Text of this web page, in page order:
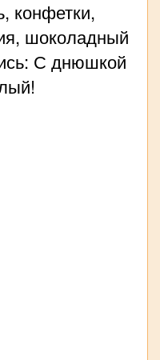
конфетки,
шоколадный
С днюшкой